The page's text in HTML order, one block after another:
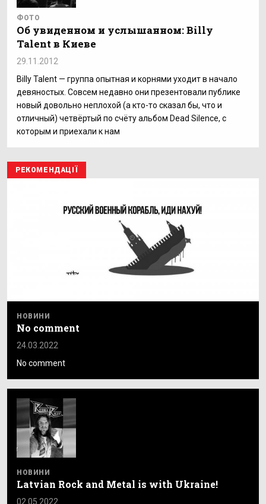
ФОТО
Об увиденном и услышанном: Billy
Talent в Киеве
29.11.2012
Billy Talent — группа опытная и корнями уходит в начало
девяностых. Совсем недавно они презентовали публике
новый довольно неплохой (а кто-то сказал бы, что и
отличный) четвёртый по счёту альбом Dead Silence, с
которым и приехали к нам
РЕКОМЕНДАЦІЇ
НОВИНИ
No comment
24.03.2022
No comment
НОВИНИ
Latvian Rock and Metal is with Ukraine!
02.05.2022